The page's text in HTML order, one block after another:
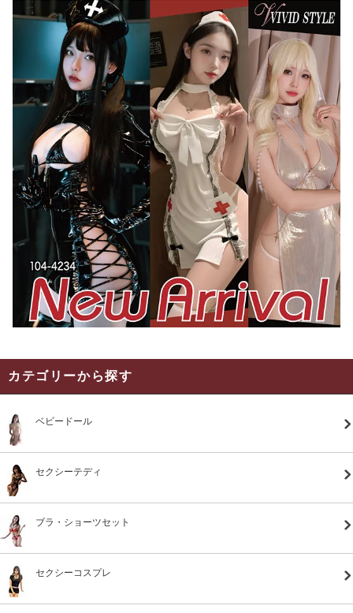
カテゴリーから探す
ベビードール
セクシーテディ
ブラ・ショーツセット
セクシーコスプレ